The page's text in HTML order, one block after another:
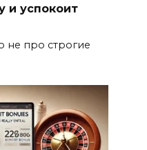
и успокоит
не про строгие